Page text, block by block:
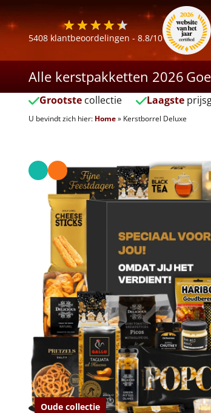
5408 klantbeoordelingen - 8.8/10
Alle kerstpakketten 2026
Grootste collectie Laagste
U bevindt zich hier: Home» Kerstborrel Deluxe
Oude collectie